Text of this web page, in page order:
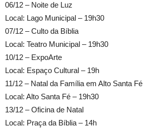
06/12 – Noite de Luz
Local: Lago Municipal – 19h30
07/12 – Culto da Bíblia
Local: Teatro Municipal – 19h30
10/12 – ExpoArte
Local: Espaço Cultural – 19h
11/12 – Natal da Família em Alto Santa Fé
Local: Alto Santa Fé – 19h30
13/12 – Oficina de Natal
Local: Praça da Bíblia – 14h